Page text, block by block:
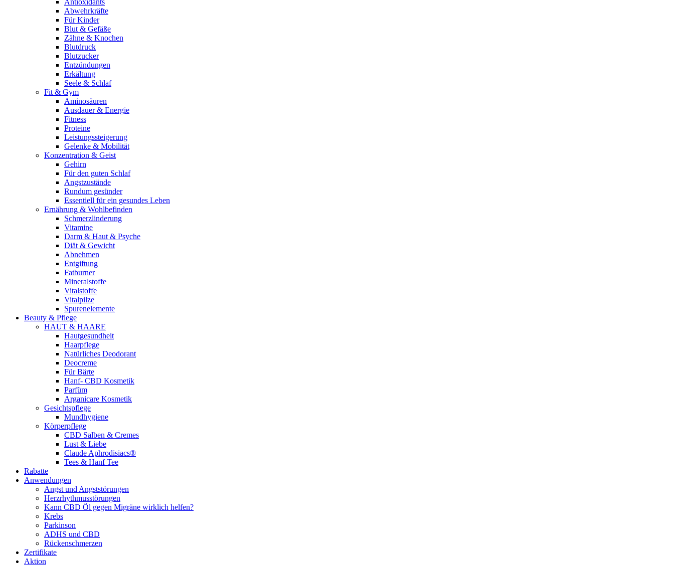
Antioxidants
Abwehrkräfte
Für Kinder
Blut & Gefäße
Zähne & Knochen
Blutdruck
Blutzucker
Entzündungen
Erkältung
Seele & Schlaf
Fit & Gym
Aminosäuren
Ausdauer & Energie
Fitness
Proteine
Leistungssteigerung
Gelenke & Mobilität
Konzentration & Geist
Gehirn
Für den guten Schlaf
Angstzustände
Rundum gesünder
Essentiell für ein gesundes Leben
Ernährung & Wohlbefinden
Schmerzlinderung
Vitamine
Darm & Haut & Psyche
Diät & Gewicht
Abnehmen
Entgiftung
Fatburner
Mineralstoffe
Vitalstoffe
Vitalpilze
Spurenelemente
Beauty & Pflege
HAUT & HAARE
Hautgesundheit
Haarpflege
Natürliches Deodorant
Deocreme
Für Bärte
Hanf- CBD Kosmetik
Parfüm
Arganicare Kosmetik
Gesichtspflege
Mundhygiene
Körperpflege
CBD Salben & Cremes
Lust & Liebe
Claude Aphrodisiacs®
Tees & Hanf Tee
Rabatte
Anwendungen
Angst und Angststörungen
Herzrhythmusstörungen
Kann CBD Öl gegen Migräne wirklich helfen?
Krebs
Parkinson
ADHS und CBD
Rückenschmerzen
Zertifikate
Aktion